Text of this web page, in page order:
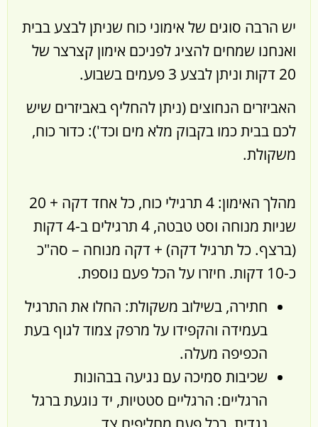
יש הרבה סוגים של אימוני כוח שניתן לבצע בבית
ואנחנו שמחים להציג לפניכם אימון קצרצר של
20 דקות וניתן לבצע 3 פעמים בשבוע.
האביזרים הנחוצים (ניתן להחליף באביזרים שיש
לכם בבית כמו בקבוק מלא מים וכד'): כדור כוח,
משקולת.
מהלך האימון:
4 תרגילי כוח, כל אחד דקה + 20
שניות מנוחה וסט טבטה, 4 תרגילים ב-4 דקות
(ברצף. כל תרגיל דקה) + דקה מנוחה – סה"כ
כ-10 דקות. חיזרו על הכל פעם נוספת.
חתירה, בשילוב משקולת: החלו את התרגיל
בעמידה והקפידו על מרפק צמוד לגוף בעת
הכפיפה מעלה.
שכיבות סמיכה עם נגיעה בבהונות
הרגליים: הרגליים סטטיות, יד נוגעת ברגל